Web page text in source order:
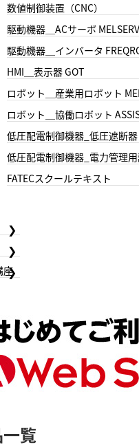
数値制御装置（CNC）
駆動機器＿ACサーボ
駆動機器＿インバータ
HMI＿表示器 GOT
ロボット＿産業用ロボット
ロボット＿協働ロボット
低圧配電制御機器_低圧遮断器
低圧配電制御機器_電力管理
FATECスクールテキスト
座
覧